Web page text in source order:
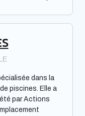
dans la
piscines. Elle a
par Actions